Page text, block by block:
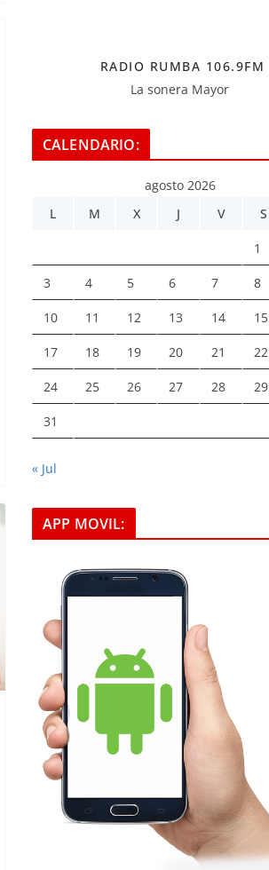
RADIO RUMBA 106.9FM
La sonera Mayor
CALENDARIO:
agosto 2026
L
M X J V S
1
3 4 5 6 7 8
10 11 12 13 14 15
17 18 19 20 21 22
24 25 26 27 28 29
31
« Jul
APP MOVIL: